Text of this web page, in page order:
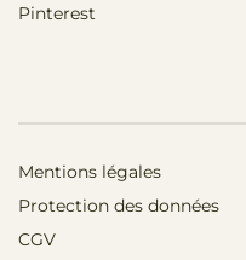
Mentions légales
Protection des données
CGV
Pinterest